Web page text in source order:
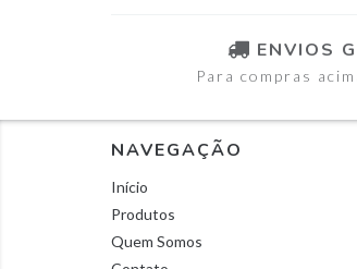
ENVIOS
Para compras
NAVEGAÇÃO
Início
Produtos
Quem Somos